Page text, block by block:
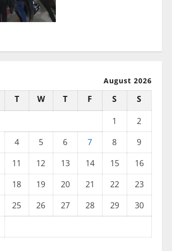
August 2026
T W T F S
S
1
2
4 5 6 7 8
9
11 12 13 14 15
16
18 19 20 21 22
23
25 26 27 28 29
30